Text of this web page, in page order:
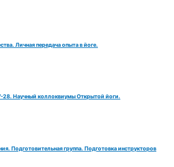
Личная передача опыта в йоге.
Научный коллоквиумы Открытой йоги.
Подготовительная группа. Подготовка инструкторов